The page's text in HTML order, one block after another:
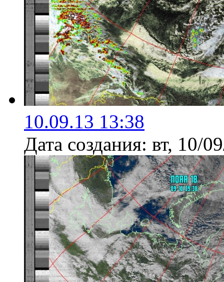
10.09.13 13:38
Дата создания: вт, 10/